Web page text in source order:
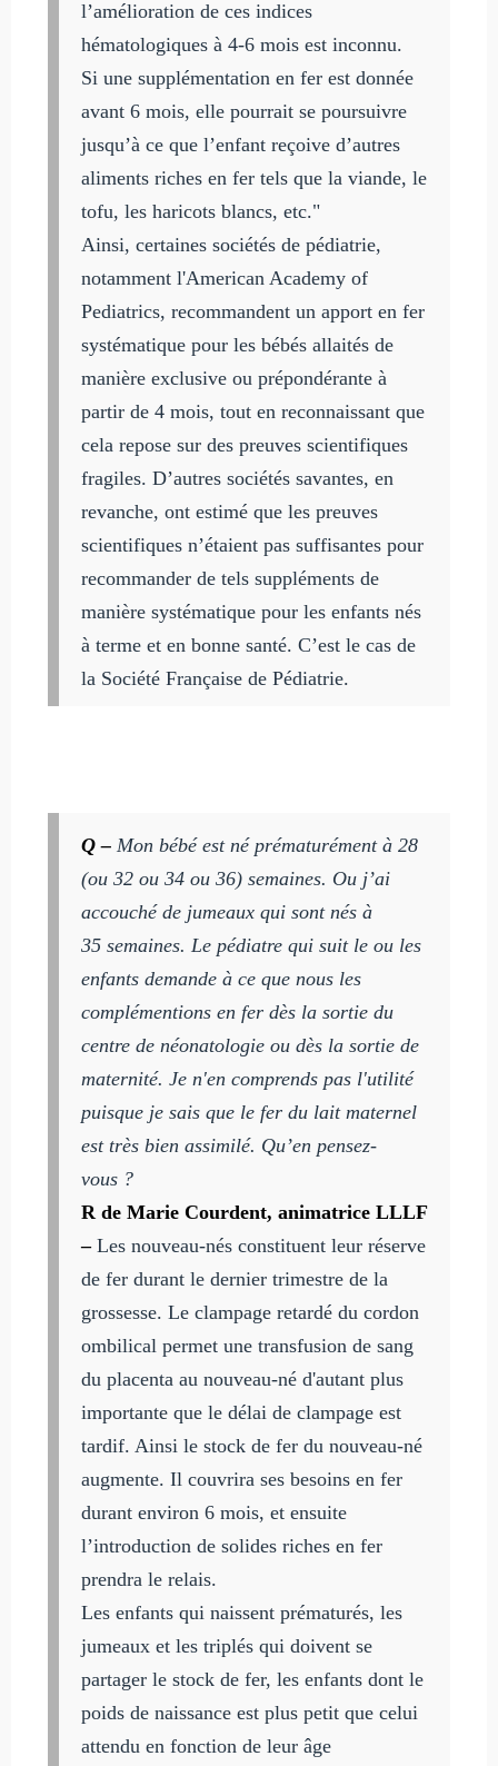
l’amélioration de ces indices
hématologiques à 4-6 mois est inconnu.
Si une supplémentation en fer est donnée
avant 6 mois, elle pourrait se poursuivre
jusqu’à ce que l’enfant reçoive d’autres
aliments riches en fer tels que la viande, le
tofu, les haricots blancs, etc."
Ainsi, certaines sociétés de pédiatrie,
notamment l'American Academy of
Pediatrics, recommandent un apport en fer
systématique pour les bébés allaités de
manière exclusive ou prépondérante à
partir de 4 mois, tout en reconnaissant que
cela repose sur des preuves scientifiques
fragiles. D’autres sociétés savantes, en
revanche, ont estimé que les preuves
scientifiques n’étaient pas suffisantes pour
recommander de tels suppléments de
manière systématique pour les enfants nés
à terme et en bonne santé. C’est le cas de
la Société Française de Pédiatrie.
Q –Mon bébé est né prématurément à 28
(ou 32 ou 34 ou 36) semaines. Ou j’ai
accouché de jumeaux qui sont nés à
35 semaines. Le pédiatre qui suit le ou les
enfants demande à ce que nous les
complémentions en fer dès la sortie du
centre de néonatologie ou dès la sortie de
maternité. Je n'en comprends pas l'utilité
puisque je sais que le fer du lait maternel
est très bien assimilé. Qu’en pensez-
vous ?
R de Marie Courdent, animatrice LLLF
–Les nouveau-nés constituent leur réserve
de fer durant le dernier trimestre de la
grossesse. Le clampage retardé du cordon
ombilical permet une transfusion de sang
du placenta au nouveau-né d'autant plus
importante que le délai de clampage est
tardif. Ainsi le stock de fer du nouveau-né
augmente. Il couvrira ses besoins en fer
durant environ 6 mois, et ensuite
l’introduction de solides riches en fer
prendra le relais.
Les enfants qui naissent prématurés, les
jumeaux et les triplés qui doivent se
partager le stock de fer, les enfants dont le
poids de naissance est plus petit que celui
attendu en fonction de leur âge